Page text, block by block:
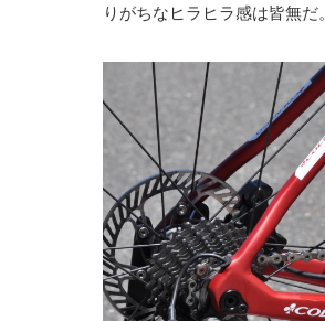
りがちなヒラヒラ感は皆無だ。